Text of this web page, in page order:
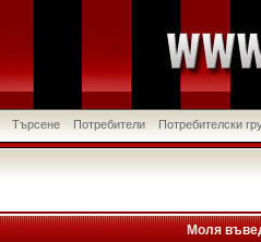
Търсене Потребители Потребителски
Моля